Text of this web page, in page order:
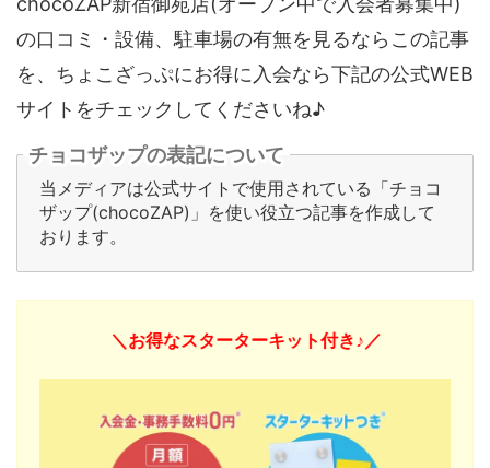
の口コミ・設備、駐車場の有無を見るならこの記事
を、ちょこざっぷにお得に入会なら下記の公式WEB
サイトをチェックしてくださいね♪
チョコザップの表記について
当メディアは公式サイトで使用されている「チョコ
ザップ(chocoZAP)」を使い役立つ記事を作成して
おります。
＼お得なスターターキット付き♪／